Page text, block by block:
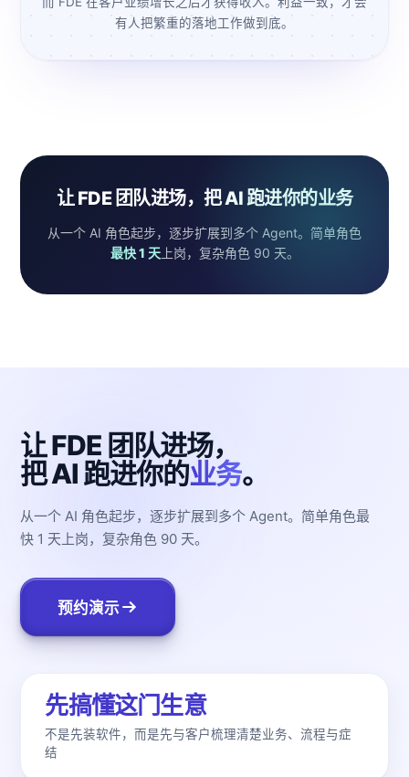
有人把繁重的落地工作做到底。
让 FDE 团队进场，把 AI 跑进你的业务
从一个 AI 角色起步，逐步扩展到多个 Agent。简单角色
最快 1 天上岗，复杂角色 90 天。
让 FDE 团队进场，
把 AI 跑进你的业务。
从一个 AI 角色起步，逐步扩展到多个 Agent。简单角色最
快 1 天上岗，复杂角色 90 天。
预约演示
先搞懂这门生意
不是先装软件，而是先与客户梳理清楚业务、流程与症
结